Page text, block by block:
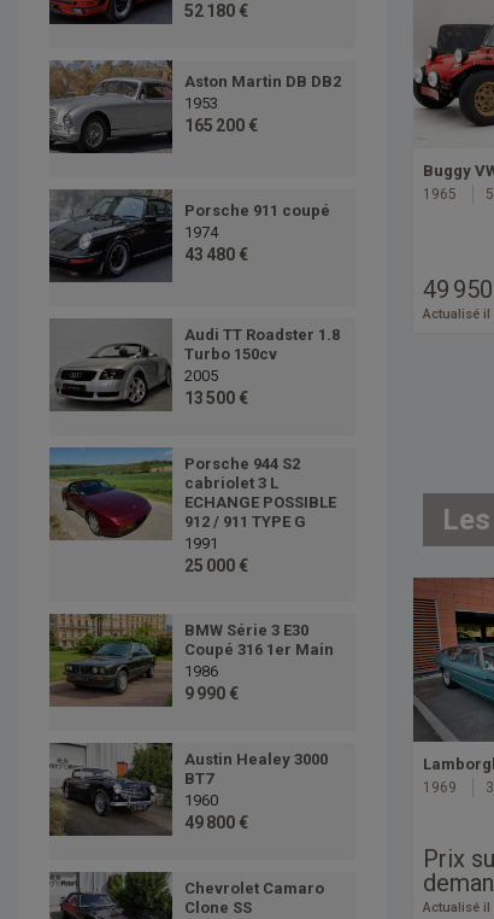
52 180 €
Aston Martin DB DB2
1953
165 200 €
Porsche 911 coupé
1974
43 480 €
Audi TT Roadster 1.8
Turbo 150cv
2005
13 500 €
Porsche 944 S2
cabriolet 3 L
ECHANGE POSSIBLE
912 / 911 TYPE G
1991
25 000 €
BMW Série 3 E30
Coupé 316 1er Main
1986
9 990 €
Austin Healey 3000
BT7
1960
49 800 €
Chevrolet Camaro
Clone SS
Buggy
1965
49
Actualisé il
1969
Prix
Actualisé il